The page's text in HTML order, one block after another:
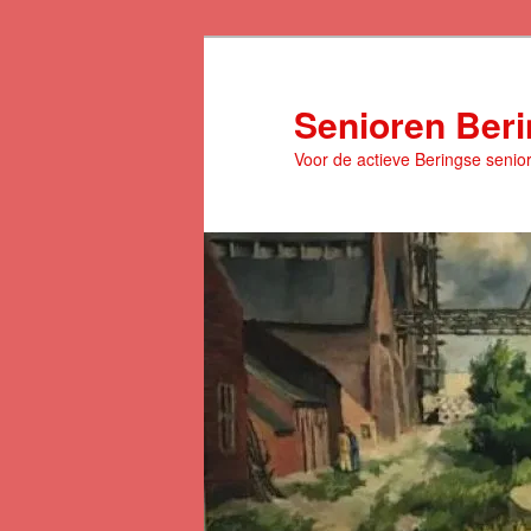
Senioren
Voor de actieve Beringse